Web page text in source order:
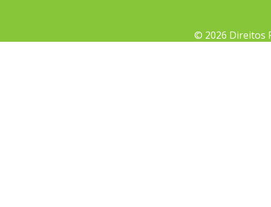
© 2026 Direitos